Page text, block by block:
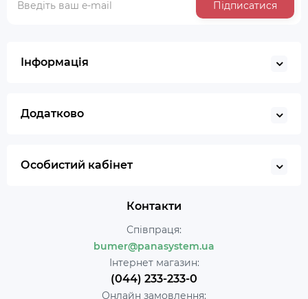
Підписатися
Інформація
Додатково
Особистий кабінет
Контакти
Співпраця:
bumer@panasystem.ua
Інтернет магазин:
(044) 233-233-0
Онлайн замовлення: